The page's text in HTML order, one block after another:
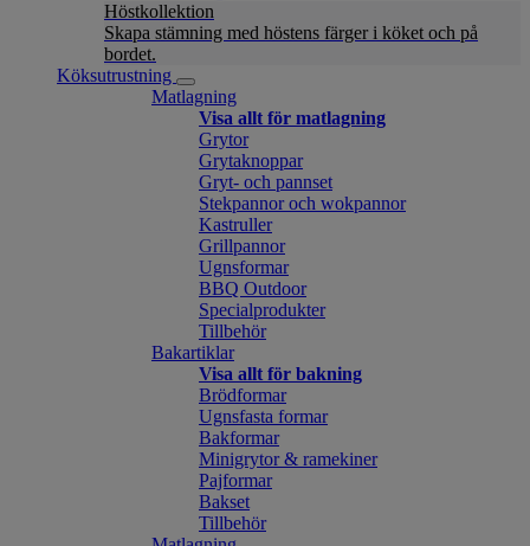
Höstkollektion
Skapa stämning med höstens färger i köket och på
bordet.
Köksutrustning
Matlagning
Visa allt för matlagning
Grytor
Grytaknoppar
Gryt- och pannset
Stekpannor och wokpannor
Kastruller
Grillpannor
Ugnsformar
BBQ Outdoor
Specialprodukter
Tillbehör
Bakartiklar
Visa allt för bakning
Brödformar
Ugnsfasta formar
Bakformar
Minigrytor & ramekiner
Pajformar
Bakset
Tillbehör